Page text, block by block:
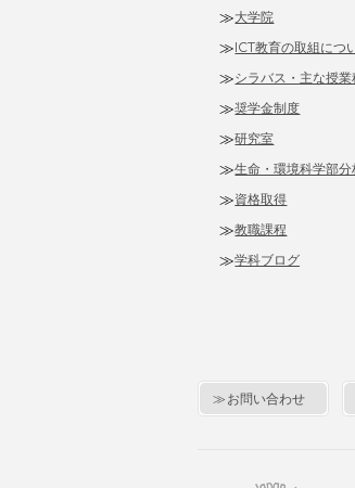
大学院
ICT教育の取組につ
シラバス・主な授業
奨学金制度
研究室
生命・環境科学部
資格取得
教職課程
学科ブログ
お問い合わせ